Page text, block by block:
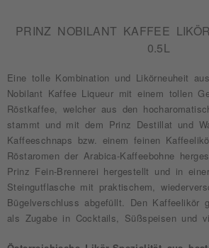
PRINZ NOBILANT KAFFEE
0.5L
Eine tolle Kombination und Likörneuheit
Nobilant Kaffee Liqueur mit einem tollen
Röstkaffee, welcher aus den
stammt und mit dem Prinz Destillat und
Kaffeeschnaps bzw. einem feinen
Röstaromen der Arabica-Kaffeebohne
Prinz Fein-Brennerei hergestellt und in einer
Steingutflasche mit praktischem,
Bügelverschluss abgefüllt. Den Kaffeelikör
als Zugabe in Cocktails, Süßspeisen und